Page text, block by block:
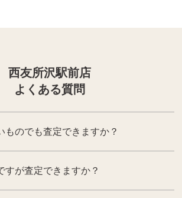
西友所沢駅前店
よくある質問
ものでも査定できますか？
すが査定できますか？